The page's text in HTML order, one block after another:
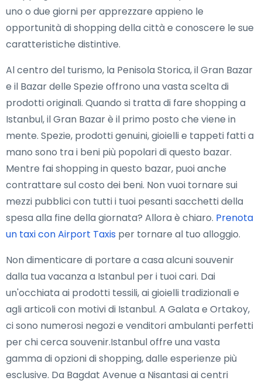
uno o due giorni per apprezzare appieno le
opportunità di shopping della città e conoscere le sue
caratteristiche distintive.
Al centro del turismo, la Penisola Storica, il Gran Bazar
e il Bazar delle Spezie offrono una vasta scelta di
prodotti originali. Quando si tratta di fare shopping a
Istanbul, il Gran Bazar è il primo posto che viene in
mente. Spezie, prodotti genuini, gioielli e tappeti fatti a
mano sono tra i beni più popolari di questo bazar.
Mentre fai shopping in questo bazar, puoi anche
contrattare sul costo dei beni. Non vuoi tornare sui
mezzi pubblici con tutti i tuoi pesanti sacchetti della
spesa alla fine della giornata? Allora è chiaro. Prenota
un taxi con Airport Taxis per tornare al tuo alloggio.
Non dimenticare di portare a casa alcuni souvenir
dalla tua vacanza a Istanbul per i tuoi cari. Dai
un'occhiata ai prodotti tessili, ai gioielli tradizionali e
agli articoli con motivi di Istanbul. A Galata e Ortakoy,
ci sono numerosi negozi e venditori ambulanti perfetti
per chi cerca souvenir.Istanbul offre una vasta
gamma di opzioni di shopping, dalle esperienze più
esclusive. Da Bagdat Avenue a Nisantasi ai centri